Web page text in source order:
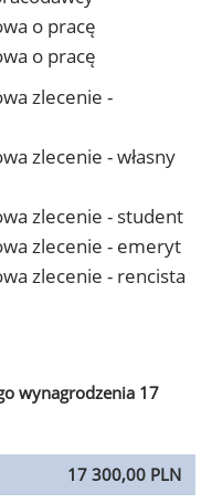
o pracę
o pracę
zlecenie -
zlecenie - własny
zlecenie - student
zlecenie - emeryt
zlecenie - rencista
wynagrodzenia 17
17 300,00 PLN